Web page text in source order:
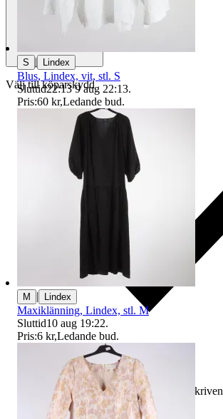
Välj till köparskydd
Ersättning om varan inte är som beskriven
S | Lindex
Blus, Lindex, vit, stl. S
Sluttid22:13 9 aug 22:13.
Pris:60 kr,Ledande bud.
M | Lindex
Maxiklänning, Lindex, stl. M
Sluttid10 aug 19:22.
Pris:6 kr,Ledande bud.